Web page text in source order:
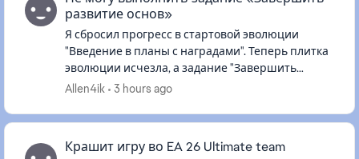
развитие основ»
Я сбросил прогресс в стартовой эволюции
"Введение в планы с наградами". Теперь плитка
эволюции исчезла, а задание "Завершить
развитие основ" в разделе "Пробы режимов"
Allen4ik 3 hours ago
Крашит игру во EA 26 Ultimate team